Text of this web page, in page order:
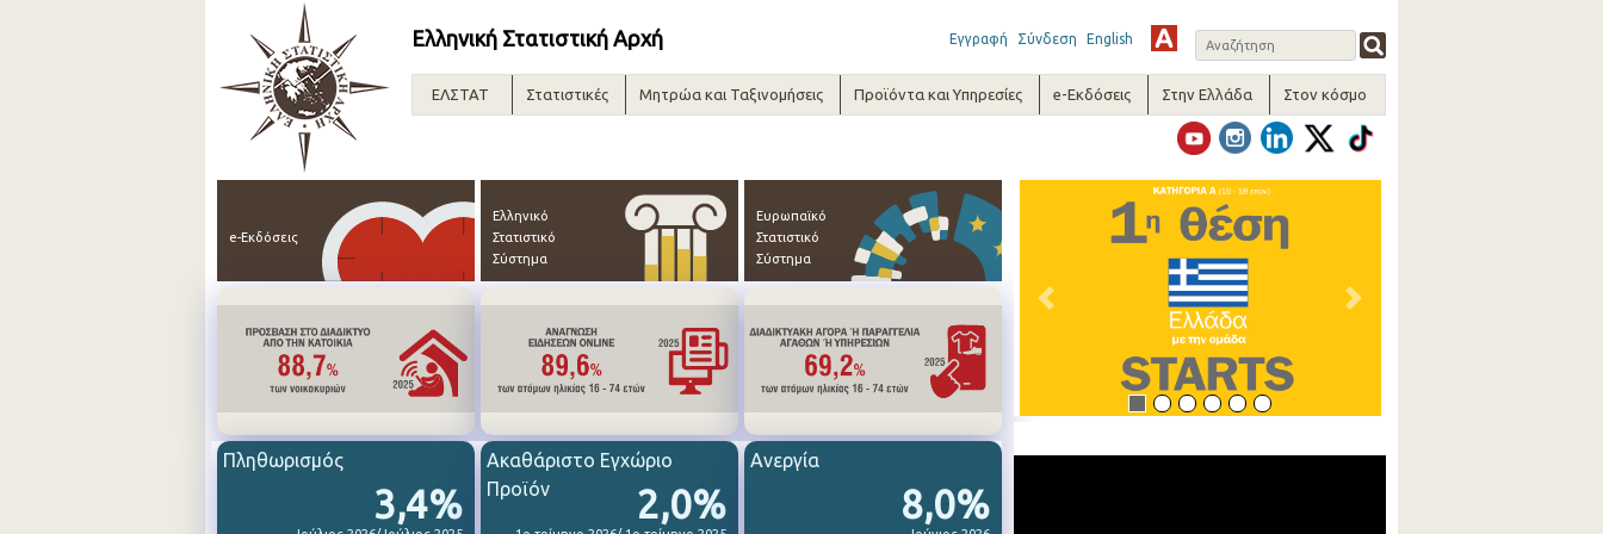
Ελληνική Στατιστική Αρχή Εγγραφή Σύνδεση English
ΕΛΣΤΑΤ Στατιστικές Μητρώα και Ταξινομήσεις Προϊόντα και Υπηρεσίες e-Εκδόσεις Στην Ελλάδα Στον κόσμο
e-Εκδόσεις
Ελληνικό
Στατιστικό
Σύστημα
Ευρωπαϊκό
Στατιστικό
Σύστημα
3,4%
Πληθωρισμός
2,0%
Ακαθάριστο Εγχώριο
Προϊόν
8,0%
Ανεργία
Previous Next